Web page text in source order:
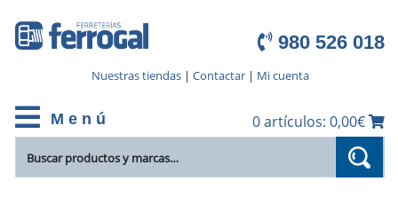
980 526 018
Nuestras tiendas| Contactar| Mi cuenta
M e n ú 0 artículos: 0,00€